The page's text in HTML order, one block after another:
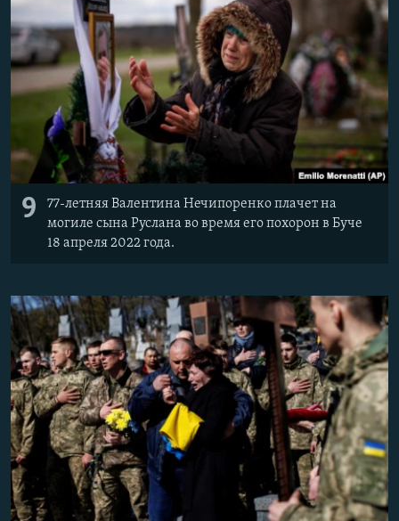
9
77-летняя Валентина Нечипоренко плачет на
могиле сына Руслана во время его похорон в Буче
18 апреля 2022 года.